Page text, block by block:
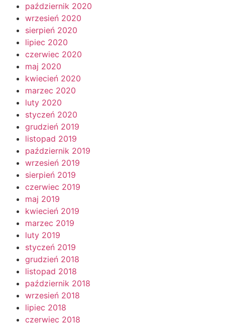
październik 2020
wrzesień 2020
sierpień 2020
lipiec 2020
czerwiec 2020
maj 2020
kwiecień 2020
marzec 2020
luty 2020
styczeń 2020
grudzień 2019
listopad 2019
październik 2019
wrzesień 2019
sierpień 2019
czerwiec 2019
maj 2019
kwiecień 2019
marzec 2019
luty 2019
styczeń 2019
grudzień 2018
listopad 2018
październik 2018
wrzesień 2018
lipiec 2018
czerwiec 2018